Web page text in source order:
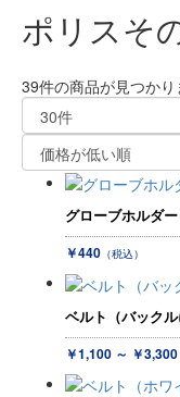
ポリスそ
39件の商品が見つかり
グローブホルダー
￥440 （税込）
ベルト（バックル
￥1,100 ～ ￥3,300